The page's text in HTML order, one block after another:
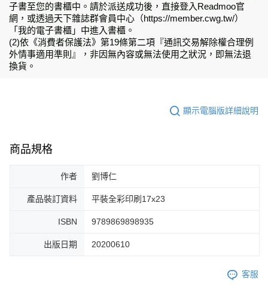
子書至您的書櫃中。請於派送成功後，直接登入Readmoo官
網，或透過天下雜誌群會員中心（https://member.cwg.tw/）
「我的電子書櫃」中進入書櫃。
(2)依《消費者保護法》第19條第二項『通訊交易解除權合理例
外情事適用準則』，非因無內容或無法使用之狀況，即無法退
換貨。
顯示電腦版詳細說明
商品規格
作者 劉博仁
產品裝訂資料 平裝全彩印刷17x23
ISBN 9789869898935
出版日期 20200610
客服